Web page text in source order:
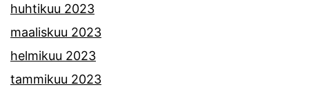
huhtikuu 2023
maaliskuu 2023
helmikuu 2023
tammikuu 2023